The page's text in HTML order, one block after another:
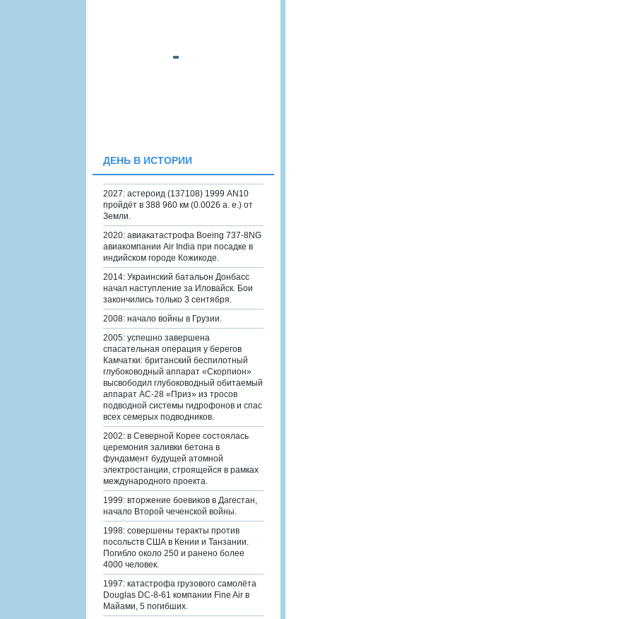
ДЕНЬ В ИСТОРИИ
2027: астероид (137108) 1999 AN10
пройдёт в 388 960 км (0.0026 а. е.) от
Земли.
2020: авиакатастрофа Boeing 737-8NG
авиакомпании Air India при посадке в
индийском городе Кожикоде.
2014: Украинский батальон Донбасс
начал наступление за Иловайск. Бои
закончились только 3 сентября.
2008: начало войны в Грузии.
2005: успешно завершена
спасательная операция у берегов
Камчатки: британский беспилотный
глубоководный аппарат «Скорпион»
высвободил глубоководный обитаемый
аппарат АС-28 «Приз» из тросов
подводной системы гидрофонов и спас
всех семерых подводников.
2002: в Северной Корее состоялась
церемония заливки бетона в
фундамент будущей атомной
электростанции, строящейся в рамках
международного проекта.
1999: вторжение боевиков в Дагестан,
начало Второй чеченской войны.
1998: совершены теракты против
посольств США в Кении и Танзании.
Погибло около 250 и ранено более
4000 человек.
1997: катастрофа грузового самолёта
Douglas DC-8-61 компании Fine Air в
Майами, 5 погибших.